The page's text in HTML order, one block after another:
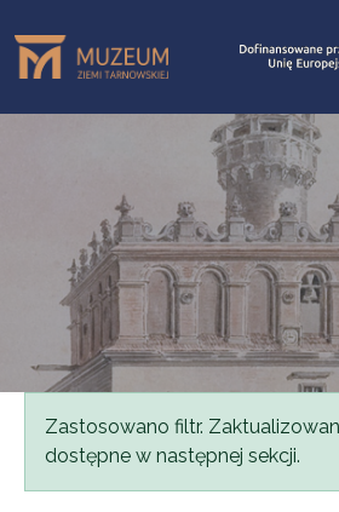
Komunikat
Zastosowano filtr.
dostępne w następnej sekcji.